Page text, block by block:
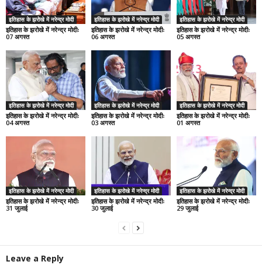
इतिहास के झरोखे में नरेन्द्र मोदी
इतिहास के झरोखे में नरेन्द्र मोदीः
07 अगस्त
इतिहास के झरोखे में नरेन्द्र मोदी
इतिहास के झरोखे में नरेन्द्र मोदीः
06 अगस्त
इतिहास के झरोखे में नरेन्द्र मोदी
इतिहास के झरोखे में नरेन्द्र मोदीः
05 अगस्त
इतिहास के झरोखे में नरेन्द्र मोदी
इतिहास के झरोखे में नरेन्द्र मोदीः
04 अगस्त
इतिहास के झरोखे में नरेन्द्र मोदी
इतिहास के झरोखे में नरेन्द्र मोदीः
03 अगस्त
इतिहास के झरोखे में नरेन्द्र मोदी
इतिहास के झरोखे में नरेन्द्र मोदीः
01 अगस्त
इतिहास के झरोखे में नरेन्द्र मोदी
इतिहास के झरोखे में नरेन्द्र मोदीः
31 जुलाई
इतिहास के झरोखे में नरेन्द्र मोदी
इतिहास के झरोखे में नरेन्द्र मोदीः
30 जुलाई
इतिहास के झरोखे में नरेन्द्र मोदी
इतिहास के झरोखे में नरेन्द्र मोदीः
29 जुलाई
Leave a Reply